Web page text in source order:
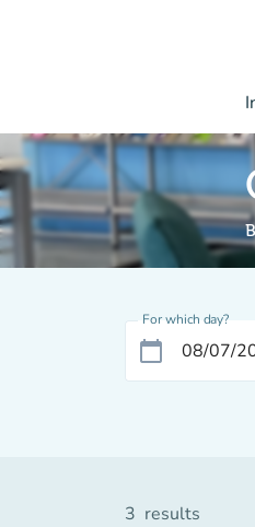
For which day?
calendar_today
3 results